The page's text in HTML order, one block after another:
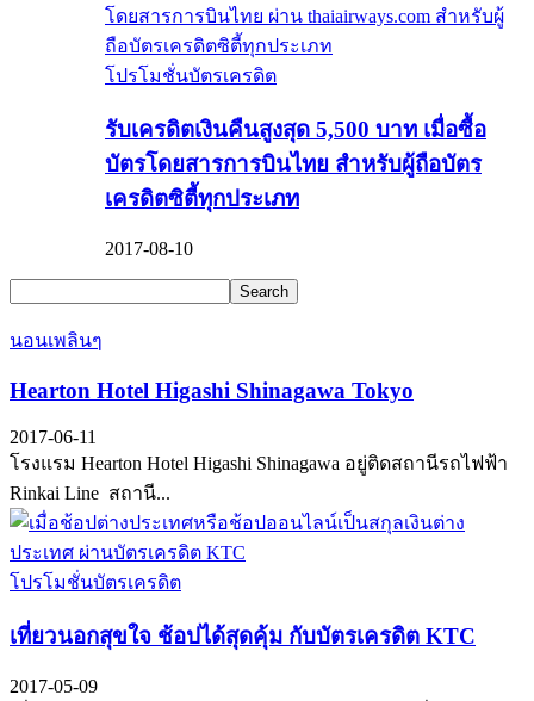
โปรโมชั่นบัตรเครดิต
รับเครดิตเงินคืนสูงสุด 5,500 บาท เมื่อซื้อ
บัตรโดยสารการบินไทย สำหรับผู้ถือบัตร
เครดิตซิตี้ทุกประเภท
2017-08-10
นอนเพลินๆ
Hearton Hotel Higashi Shinagawa Tokyo
2017-06-11
โรงแรม Hearton Hotel Higashi Shinagawa อยู่ติดสถานีรถไฟฟ้า
Rinkai Line สถานี...
โปรโมชั่นบัตรเครดิต
เที่ยวนอกสุขใจ ช้อปได้สุดคุ้ม กับบัตรเครดิต KTC
2017-05-09